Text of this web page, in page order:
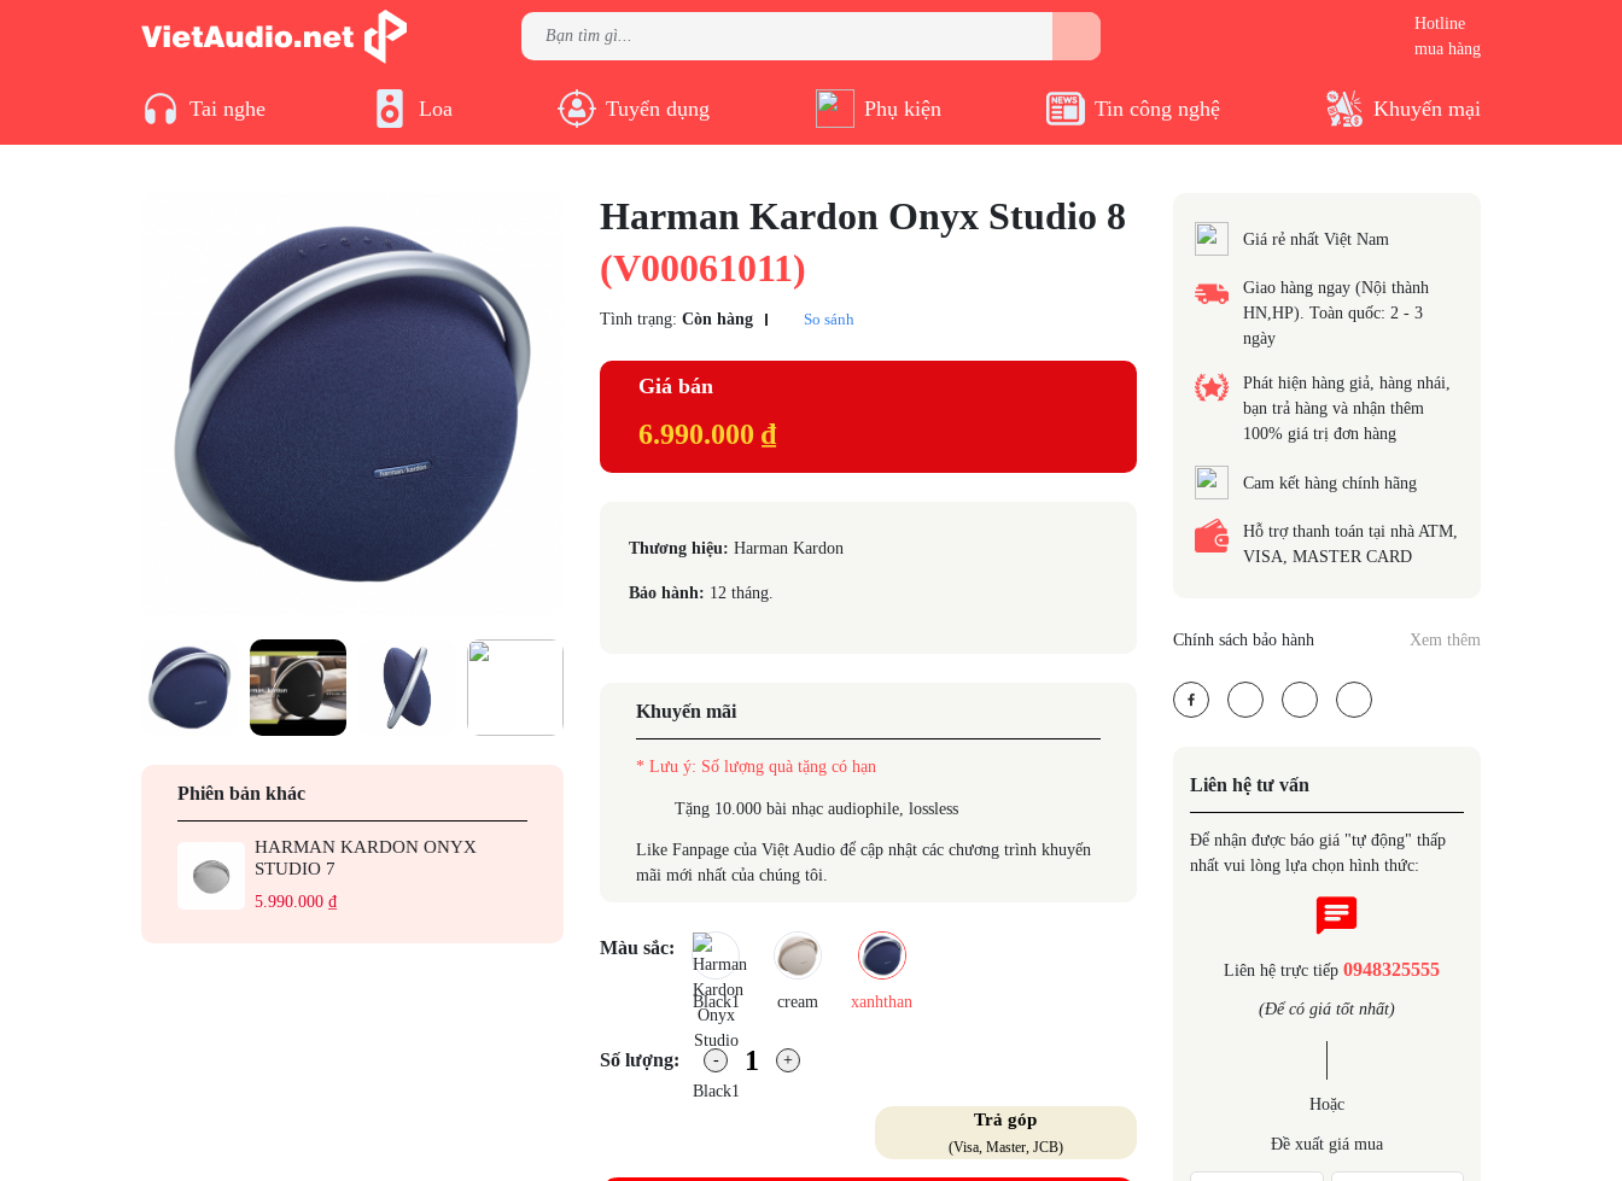
Hotline
mua hàng
Tai nghe Loa Tuyển dụng Phụ kiện Tin công nghệ Khuyến mại
Phiên bản khác
HARMAN KARDON ONYX
STUDIO 7
5.990.000 ₫
Harman Kardon Onyx Studio 8
(V00061011)
Tình trạng: Còn hàng So sánh
Giá bán
6.990.000 ₫
Thương hiệu: Harman Kardon
Bảo hành: 12 tháng.
Khuyến mãi
* Lưu ý: Số lượng quà tặng có hạn
Tặng 10.000 bài nhạc audiophile, lossless
Like Fanpage của Việt Audio để cập nhật các chương trình khuyến
mãi mới nhất của chúng tôi.
Màu sắc:
Black1 cream xanhthan
Số lượng:
Trả góp
(Visa, Master, JCB)
Giá rẻ nhất Việt Nam
Giao hàng ngay (Nội thành
HN,HP). Toàn quốc: 2 - 3
ngày
Phát hiện hàng giả, hàng nhái,
bạn trả hàng và nhận thêm
100% giá trị đơn hàng
Cam kết hàng chính hãng
Hỗ trợ thanh toán tại nhà ATM,
VISA, MASTER CARD
Chính sách bảo hành Xem thêm
Liên hệ tư vấn
Để nhận được báo giá "tự động" thấp
nhất vui lòng lựa chọn hình thức:
Liên hệ trực tiếp 0948325555
(Để có giá tốt nhất)
Hoặc
Đề xuất giá mua